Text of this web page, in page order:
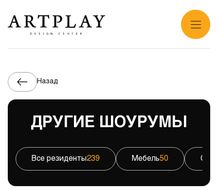
Назад
ДРУГИЕ ШОУРУМЫ
Все резиденты239 Мебель50